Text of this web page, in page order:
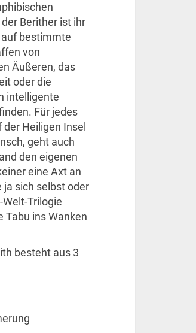
Berither ist ihr
bestimmte
von
Äußeren, das
oder die
intelligente
Für jedes
Heiligen Insel
geht auch
den eigenen
eine Axt an
ja sich selbst oder
Trilogie
Tabu ins Wanken
besteht aus 3